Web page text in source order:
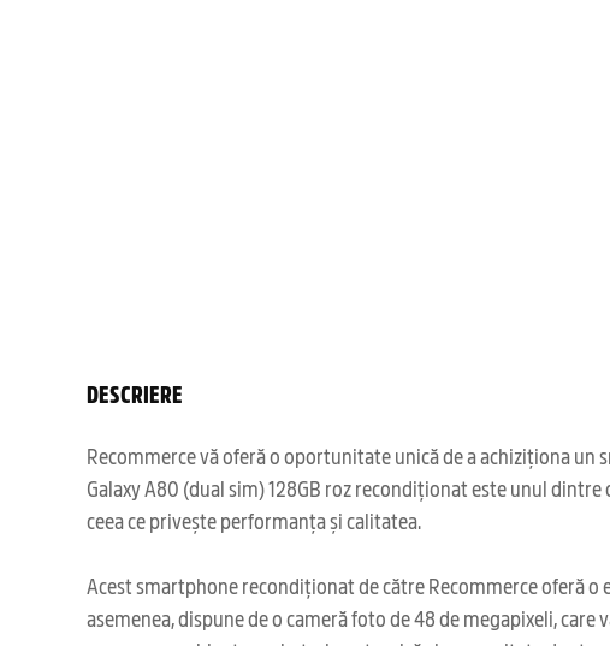
DESCRIERE
Recommerce vă oferă o oportunitate unică de a achiziționa
Galaxy A80 (dual sim) 128GB roz recondiționat este unul
ceea ce privește performanța și calitatea.
Acest smartphone recondiționat de către Recommerce oferă
asemenea, dispune de o cameră foto de 48 de megapixeli,